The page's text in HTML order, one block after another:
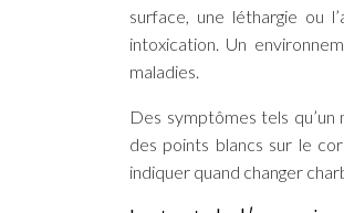
surface, une léthargie ou
intoxication. Un
maladies.
Des symptômes tels
des points blancs sur le
indiquer quand changer